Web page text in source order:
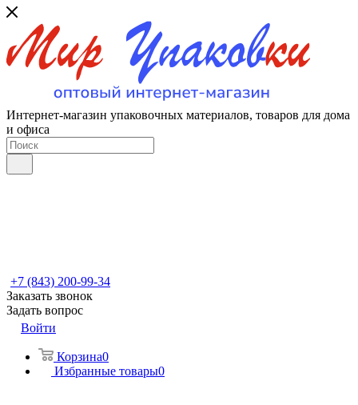
Интернет-магазин упаковочных материалов, товаров для дома
и офиса
+7 (843) 200-99-34
Заказать звонок
Задать вопрос
Войти
Корзина0
Избранные товары0